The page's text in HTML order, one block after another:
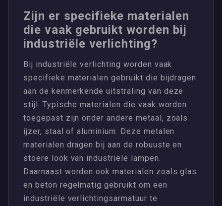
Zijn er specifieke materialen
die vaak gebruikt worden bij
industriële verlichting?
Bij industriële verlichting worden vaak
specifieke materialen gebruikt die bijdragen
aan de kenmerkende uitstraling van deze
stijl. Typische materialen die vaak worden
toegepast zijn onder andere metaal, zoals
ijzer, staal of aluminium. Deze metalen
materialen dragen bij aan de robuuste en
stoere look van industriële lampen.
Daarnaast worden ook materialen zoals glas
en beton regelmatig gebruikt om een
industriële verlichtingsarmatuur te